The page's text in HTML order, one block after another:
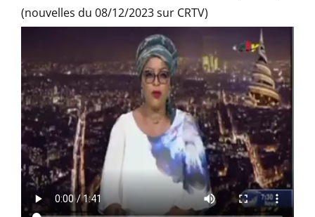
(nouvelles du 08/12/2023 sur CRTV)